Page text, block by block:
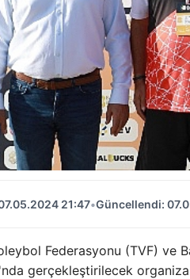
21:47•Güncellendi:
Federasyonu (TVF) ve
gerçekleştirilecek